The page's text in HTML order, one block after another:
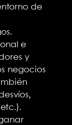
de
e
y
negocios